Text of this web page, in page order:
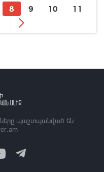
8 9 10
11
պաշտպանված են